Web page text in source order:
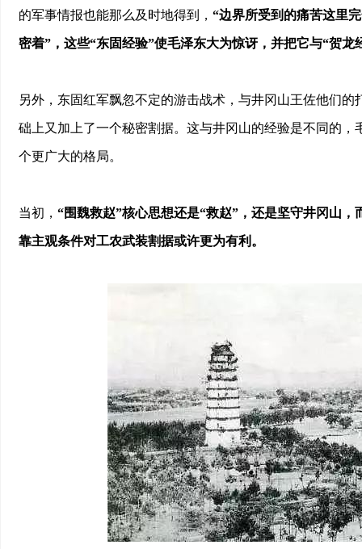
的军事情报也能那么及时地得到， “边界所受到的痛苦这里
密着”，这些“东固经验”使毛泽东大为惊讶，并把它与“贺龙
另外，东固红军飘忽不定的游击战术，与井冈山王佐他们
础上又加上了一个秘密割据。这与井冈山的经验是不同的
个更广大的格局。
当初， “围魏救赵”核心思想还是“救赵”，还是坚守井冈山
靠主观条件对工农武装割据或许更为有利。